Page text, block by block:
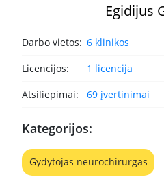
Egidijus
Darbo vietos: 6 klinikos
Licencijos:
1 licencija
Atsiliepimai:
69 įvertinimai
Kategorijos:
Gydytojas neurochirurgas